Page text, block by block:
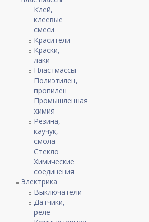
Клей,
клеевые
смеси
Красители
Краски,
лаки
Пластмассы
Полиэтилен,
пропилен
Промышленная
химия
Резина,
каучук,
смола
Стекло
Химические
соединения
Электрика
Выключатели
Датчики,
реле